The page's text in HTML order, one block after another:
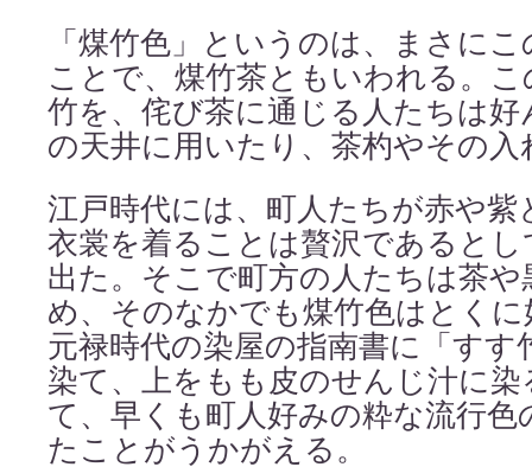
「煤竹色」というのは、まさに
ことで、煤竹茶ともいわれる。
竹を、侘び茶に通じる人たちは好
の天井に用いたり、茶杓やその
江戸時代には、町人たちが赤や
衣裳を着ることは贅沢であると
出た。そこで町方の人たちは茶
め、そのなかでも煤竹色はとく
元禄時代の染屋の指南書に「すす
染て、上をもも皮のせんじ汁に
て、早くも町人好みの粋な流行
たことがうかがえる。